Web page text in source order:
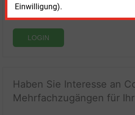
Einwilligung).
LOGIN
Haben Sie Interesse an
Mehrfachzugängen für